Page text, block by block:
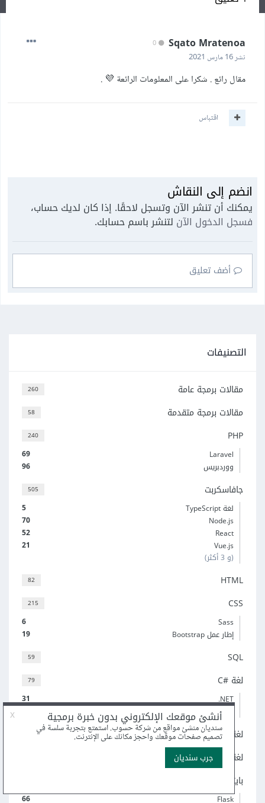
Sqato Mratenoa
نشر16 مارس 2021
مقال رائع . شكرا على المعلومات الرائعة 💜 .
اقتباس
انضم إلى النقاش
يمكنك أن تنشر الآن وتسجل لاحقًا. إذا كان لديك حساب،
فسجل الدخول الآن لتنشر باسم حسابك.
أضف تعليق
التصنيفات
260 مقالات برمجة عامة
58 مقالات برمجة متقدمة
240 PHP
69
Laravel
96
ووردبريس
505 جافاسكربت
5
لغة TypeScript
70
Node.js
52
React
21
Vue.js
(و 3 أكثر)
82 HTML
215 CSS
6
Sass
19
إطار عمل Bootstrap
59 SQL
79 لغة C#‎
31
‎.NET
منصة Xamarin
لغة C++‎
لغة C
بايثون
66 Flask